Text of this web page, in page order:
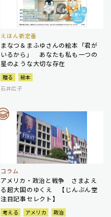
えほん新定番
まなつ＆まふゆさんの絵本「君が
いるから」 あなたも私も一つの
星のような大切な存在
贈る
絵本
石井広子
コラム
アメリカ・政治と戦争 さまよえ
る超大国のゆくえ 【じんぶん堂
注目記事セレクト】
考える アメリカ
政治